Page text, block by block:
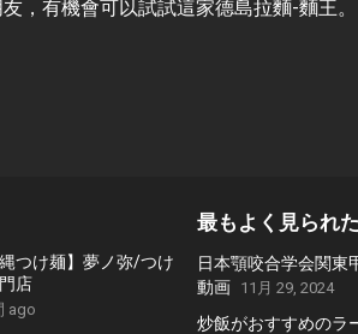
，有機會可以試試這家德島拉麵-麵王。
縄つけ麺】夢ノ弥/つけ
店
ago
最もよく見られ
日本顎咬合学会関東
動画
11月 29, 2024
炒飯がおすすめのラ